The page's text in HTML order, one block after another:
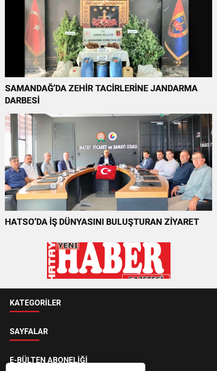
SAMANDAĞ’DA ZEHİR TACİRLERİNE JANDARMA
DARBESİ
HATSO’DA İŞ DÜNYASINI BULUŞTURAN ZİYARET
KATEGORİLER
SAYFALAR
E-BÜLTEN ABONELİĞİ